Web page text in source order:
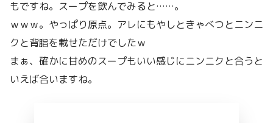
もですね。スープを飲んでみると……。
ｗｗｗ。やっぱり原点。アレにもやしときゃべつとニンニ
クと背脂を載せただけでしたｗ
まぁ、確かに甘めのスープもいい感じにニンニクと合うと
いえば合いますね。